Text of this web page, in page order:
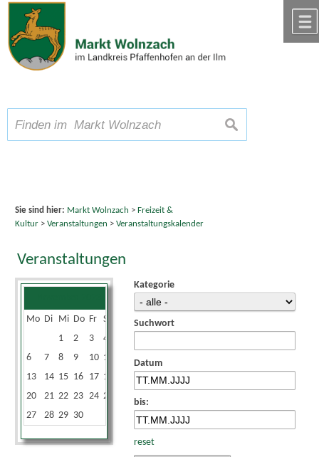
Zum Inhalt,zur Navigation
Schriftgröße A A A suchen
Sie sind hier: Markt Wolnzach > Freizeit &
Kultur> Veranstaltungen > Veranstaltungskalender
Veranstaltungen
Mo Di Mi Do Fr Sa
1
2 3 4
6
7 8 9 10 11
13
14 15 16 17 18
20
21 22 23 24 25
27
28 29 30
Kategorie
Suchwort
Datum
bis:
reset